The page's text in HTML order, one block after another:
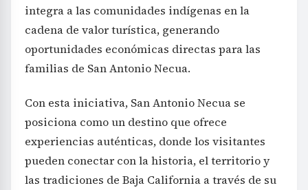
integra a las comunidades indígenas en la
cadena de valor turística, generando
oportunidades económicas directas para las
familias de San Antonio Necua.
Con esta iniciativa, San Antonio Necua se
posiciona como un destino que ofrece
experiencias auténticas, donde los visitantes
pueden conectar con la historia, el territorio y
las tradiciones de Baja California a través de su